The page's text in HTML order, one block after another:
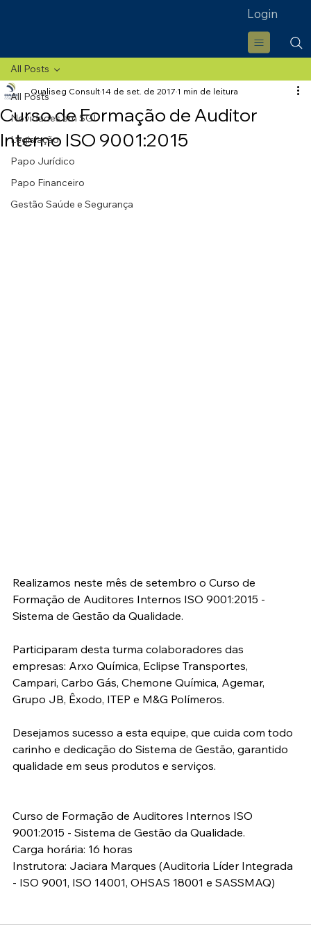
Login
All Posts
Novidades em SGI
Legislação
Papo Jurídico
Papo Financeiro
Gestão Saúde e Segurança
All Posts
Curso de Formação de Auditor
Interno ISO 9001:2015
Qualiseg Consult 14 de set. de 2017 1 min de leitura
Realizamos neste mês de setembro o Curso de
Formação de Auditores Internos ISO 9001:2015 -
Sistema de Gestão da Qualidade.
Participaram desta turma colaboradores das
empresas: Arxo Química, Eclipse Transportes,
Campari, Carbo Gás, Chemone Química, Agemar,
Grupo JB, Êxodo, ITEP e M&G Polímeros.
Desejamos sucesso a esta equipe, que cuida com todo
carinho e dedicação do Sistema de Gestão, garantido
qualidade em seus produtos e serviços.
Curso de Formação de Auditores Internos ISO
9001:2015 - Sistema de Gestão da Qualidade.
Carga horária: 16 horas
Instrutora: Jaciara Marques (Auditoria Líder Integrada
- ISO 9001, ISO 14001, OHSAS 18001 e SASSMAQ)